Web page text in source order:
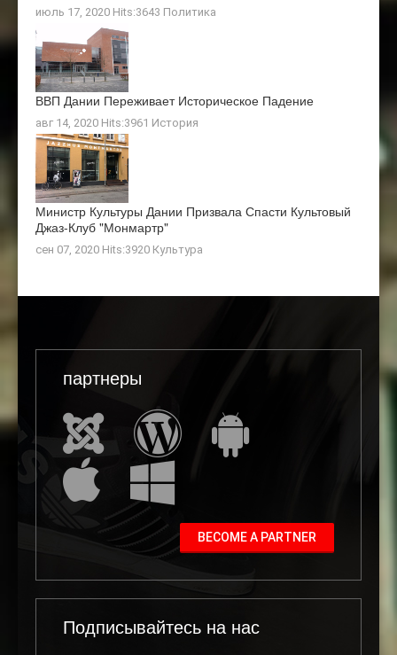
июль 17, 2020 Hits:3643 Политика
ВВП Дании Переживает Историческое Падение
авг 14, 2020 Hits:3961 История
Министр Культуры Дании Призвала Спасти Культовый
Джаз-Клуб "Монмартр"
сен 07, 2020 Hits:3920 Культура
партнеры
BECOME A PARTNER
Подписывайтесь на нас